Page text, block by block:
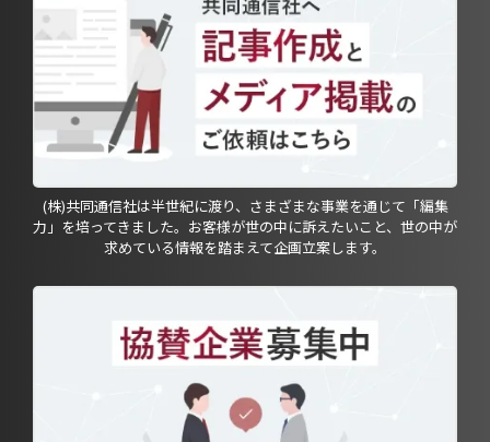
(株)共同通信社は半世紀に渡り、さまざまな事業を通じて「編集
力」を培ってきました。お客様が世の中に訴えたいこと、世の中が
求めている情報を踏まえて企画立案します。